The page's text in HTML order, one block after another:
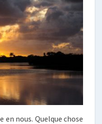
nous. Quelque chose